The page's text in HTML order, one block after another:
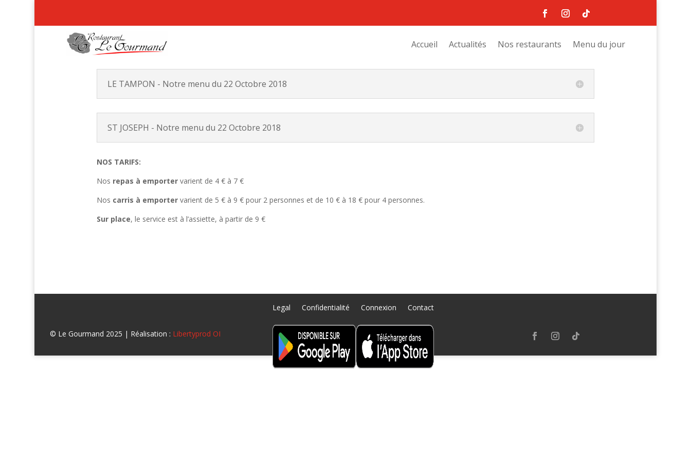
Accueil Actualités Nos restaurants Menu du jour
LE TAMPON - Notre menu du 22 Octobre 2018
ST JOSEPH - Notre menu du 22 Octobre 2018
NOS TARIFS:
Nos repas à emporter varient de 4 € à 7 €
Nos carris à emportervarient de 5 € à 9 € pour 2 personnes et de 10 € à 18 € pour 4 personnes.
Sur place, le service est à l’assiette, à partir de 9 €
Legal Confidentialité Connexion Contact
© Le Gourmand 2025 | Réalisation : Libertyprod OI